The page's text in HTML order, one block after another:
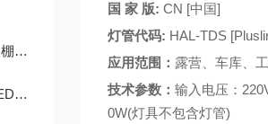
力
能
国 家 版: CN [中国]
灯管代码: HAL-TDS
应用范围： 露营、车库、
技术参数： 输入电压：
0W(灯具不包含灯管)